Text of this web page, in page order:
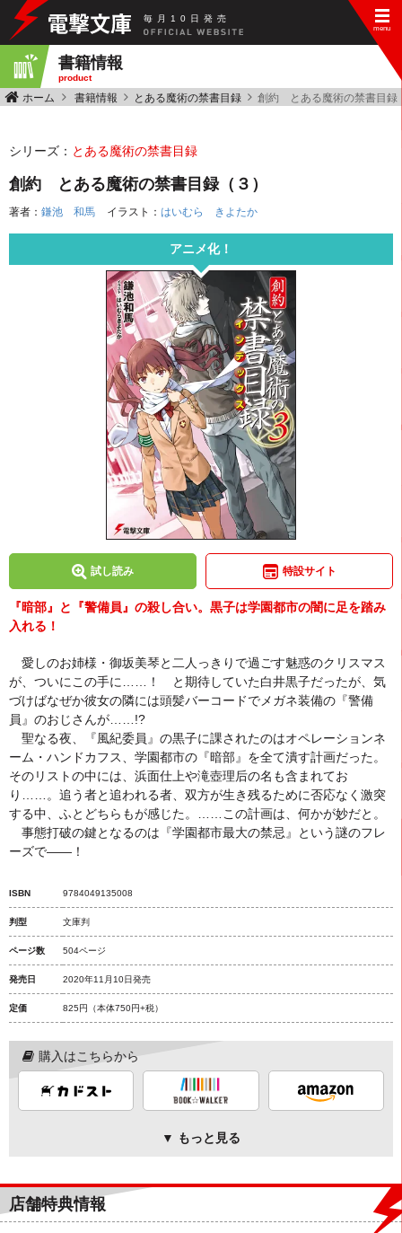
毎 月 10 日 発 売
書籍情報
product
ホーム 書籍情報 とある魔術の禁書目録 創約 とある魔術の禁書目録
シリーズ： とある魔術の禁書目録
創約 とある魔術の禁書目録（３）
著者： 鎌池 和馬 イラスト： はいむら きよたか
アニメ化！
試し読み 特設サイト
『暗部』と『警備員』の殺し合い。黒子は学園都市の闇に足を踏み
入れる！
愛しのお姉様・御坂美琴と二人っきりで過ごす魅惑のクリスマス
が、ついにこの手に……！ と期待していた白井黒子だったが、気
づけばなぜか彼女の隣には頭髪バーコードでメガネ装備の『警備
員』のおじさんが……!?
聖なる夜、『風紀委員』の黒子に課されたのはオペレーションネ
ーム・ハンドカフス、学園都市の『暗部』を全て潰す計画だった。
そのリストの中には、浜面仕上や滝壺理后の名も含まれてお
り……。追う者と追われる者、双方が生き残るために否応なく激突
する中、ふとどちらもが感じた。……この計画は、何かが妙だと。
事態打破の鍵となるのは『学園都市最大の禁忌』という謎のフレ
ーズで――！
ISBN 9784049135008
判型 文庫判
ページ数 504ページ
発売日 2020年11月10日発売
定価 825円 （本体750円+税）
購入はこちらから
▼ もっと見る
店舗特典情報